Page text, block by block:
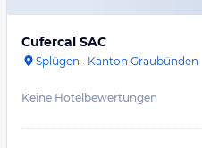
Cufercal SAC
Splügen · Kanton Graubünden
Keine Hotelbewertungen